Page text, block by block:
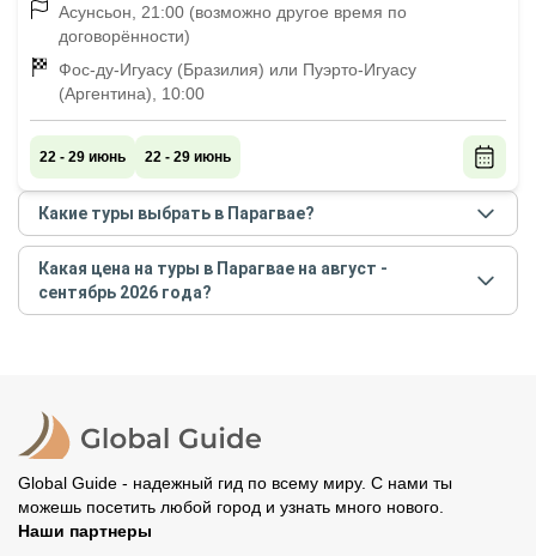
Асунсьон, 21:00 (возможно другое время по
договорённости)
Фос-ду-Игуасу (Бразилия) или Пуэрто-Игуасу
(Аргентина), 10:00
22 - 29 июнь 22 - 29 июнь
Какие туры выбрать в Парагвае?
Самые популярные турыв Парагваев августе -
сентябре 2026 года:
Парагвай с запада на восток и водопады
и древности
Какая цена на туры в Парагвае на август -
сентябрь 2026 года?
Global Guide - надежный гид по всему миру. С нами ты
можешь посетить любой город и узнать много нового.
Наши партнеры